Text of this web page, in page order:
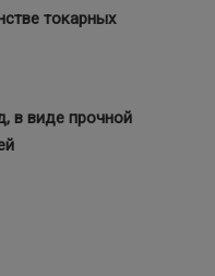
токарных
в виде прочной